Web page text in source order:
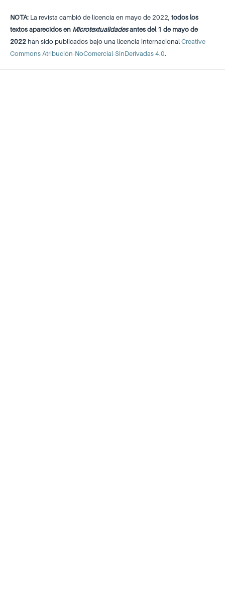
NOTA:La revista cambió de licencia en mayo de 2022, todos los
textos aparecidos en Microtextualidadesantes del 1 de mayo de
2022han sido publicados bajo una licencia internacional Creative
Commons Atribución-NoComercial-SinDerivadas 4.0.